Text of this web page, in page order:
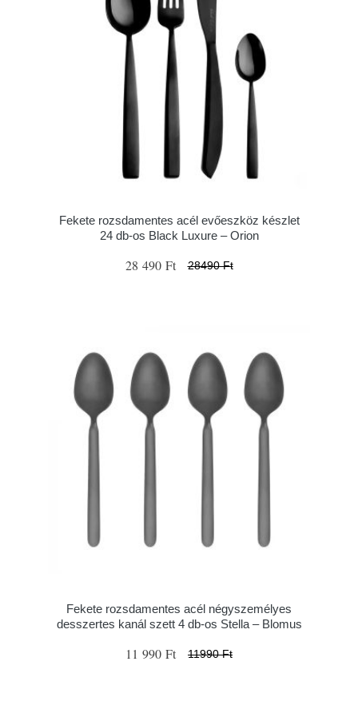
Fekete rozsdamentes acél evőeszköz készlet
24 db-os Black Luxure – Orion
28 490 Ft 28490 Ft
Fekete rozsdamentes acél négyszemélyes
desszertes kanál szett 4 db-os Stella – Blomus
11 990 Ft 11990 Ft